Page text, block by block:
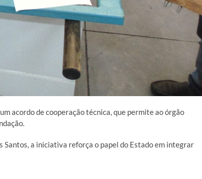
acordo de cooperação técnica, que permite ao órgão
a iniciativa reforça o papel do Estado em integrar